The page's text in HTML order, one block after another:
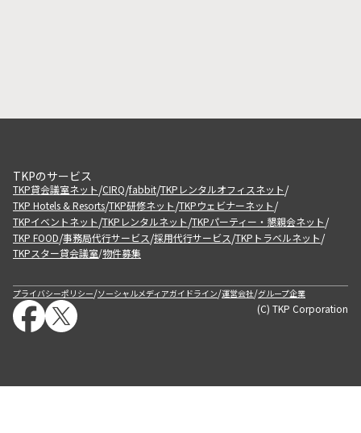
TKPのサービス
TKP貸会議室ネット/CIRQ/fabbit/TKPレンタルオフィスネット/
TKP Hotels & Resorts/TKP研修ネット/TKPウェビナーネット/
TKPイベントネット/TKPレンタルネット/TKPパーティー・懇親会ネット/
TKP FOOD/事務局代行サービス/採用代行サービス/TKPトラベルネット/
TKPスター貸会議室/物件募集
プライバシーポリシー/ソーシャルメディアガイドライン/運営会社/グループ企業
(C) TKP Corporation